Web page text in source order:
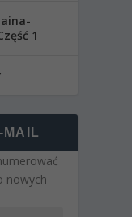
1
MAIL
nowych